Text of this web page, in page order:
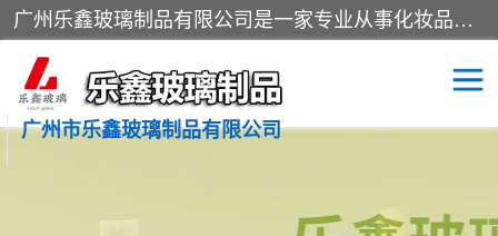
广州乐鑫玻璃制品有限公司是一家专业从事化妆品瓶子、化妆品玻璃瓶子、膏霜瓶、化妆品玻璃瓶等产品的集开发研制、生产、销售于一体的实业型玻璃制品生产企业。产品从设计、开模、试样、生产、蒙砂、抛光、喷涂、高低温单色及多色印刷，烫金（银）到交货实现一条龙服务。
广州市乐鑫玻璃制品有限公司